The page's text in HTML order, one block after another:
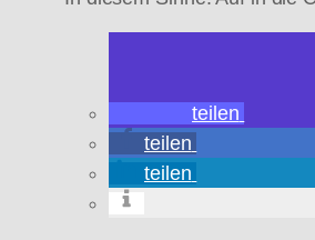
teilen
teilen
teilen